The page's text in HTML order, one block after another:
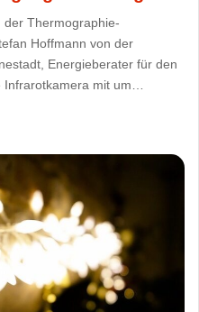
der Thermographie-
Hoffmann von der
Energieberater für den
Infrarotkamera mit um…